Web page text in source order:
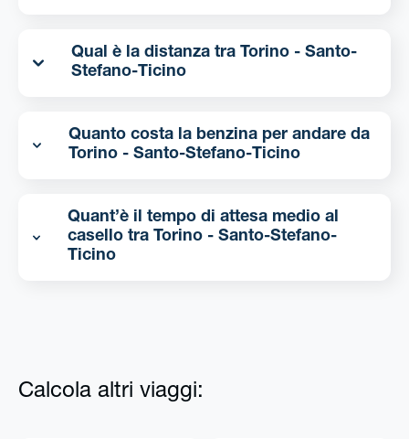
Qual è la distanza tra Torino - Santo-
Stefano-Ticino
Quanto costa la benzina per andare da
Torino - Santo-Stefano-Ticino
Quant’è il tempo di attesa medio al
casello tra Torino - Santo-Stefano-
Ticino
Calcola altri viaggi: